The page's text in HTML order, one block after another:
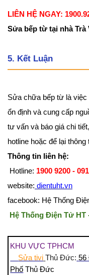
LIÊN HỆ NGAY:
Sửa bếp từ tại nhà Trà
5. Kết Luận
Sửa chữa bếp từ là việc
ổn định và cung cấp
tư vấn và báo giá chi
hotline hoặc để lại thông
Thông tin liên hệ:
Hotline: 1900 9200 -
website: dientuht.vn
facebook: Hệ Thống
Hệ Thống Điện Tử
KHU VỰC TPHCM
Sửa tivi Thủ Đức: 56
Phố Thủ Đức